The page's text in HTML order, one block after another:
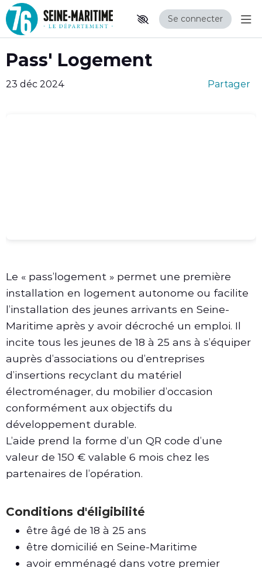
Se connecter
Pass' Logement
23 déc 2024 Partager
Le « pass’logement » permet une première
installation en logement autonome ou facilite
l’installation des jeunes arrivants en Seine-
Maritime après y avoir décroché un emploi. Il
incite tous les jeunes de 18 à 25 ans à s’équiper
auprès d’associations ou d’entreprises
d’insertions recyclant du matériel
électroménager, du mobilier d’occasion
conformément aux objectifs du
développement durable.
L’aide prend la forme d’un QR code d’une
valeur de 150 € valable 6 mois chez les
partenaires de l’opération.
Conditions d'éligibilité
être âgé de 18 à 25 ans
être domicilié en Seine-Maritime
avoir emménagé dans votre premier